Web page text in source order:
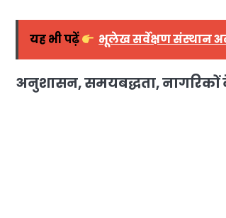
यह भी पढ़ें भूलेख सर्वेक्षण संस्थान
अनुशासन, समयबद्धता,